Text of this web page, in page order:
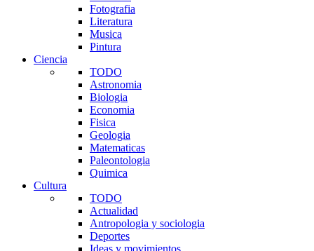
Fotografia
Literatura
Musica
Pintura
Ciencia
TODO
Astronomia
Biologia
Economia
Fisica
Geologia
Matematicas
Paleontologia
Quimica
Cultura
TODO
Actualidad
Antropologia y sociologia
Deportes
Ideas y movimientos